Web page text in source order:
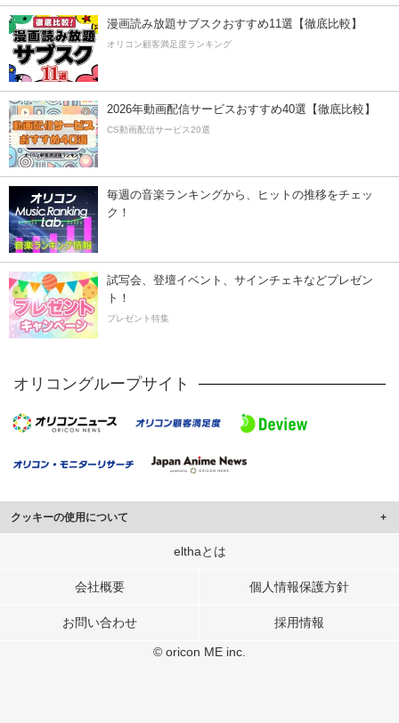
漫画読み放題サブスクおすすめ11選【徹底比較】
オリコン顧客満足度ランキング
2026年動画配信サービスおすすめ40選【徹底比較】
CS動画配信サービス20選
毎週の音楽ランキングから、ヒットの推移をチェッ
ク！
試写会、登壇イベント、サインチェキなどプレゼン
ト！
プレゼント特集
オリコングループサイト
クッキーの使用について
このサイトでは Cookie を使用して、ユーザーに合わせたコンテンツや広告の
行っています。
メディアや広告配信、データ解析の各パートナーに提供しています。
elthaとは
会社概要 個人情報保護方針
お問い合わせ 採用情報
© oricon ME inc.